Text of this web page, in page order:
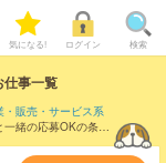
気になる! ログイン 検索
仕事一覧
・販売・サービス系
緒の応募OKの条件